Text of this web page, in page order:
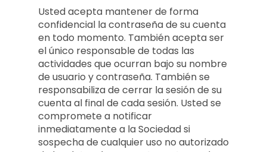
Usted acepta mantener de forma
confidencial la contraseña de su cuenta
en todo momento. También acepta ser
el único responsable de todas las
actividades que ocurran bajo su nombre
de usuario y contraseña. También se
responsabiliza de cerrar la sesión de su
cuenta al final de cada sesión. Usted se
compromete a notificar
inmediatamente a la Sociedad si
sospecha de cualquier uso no autorizado